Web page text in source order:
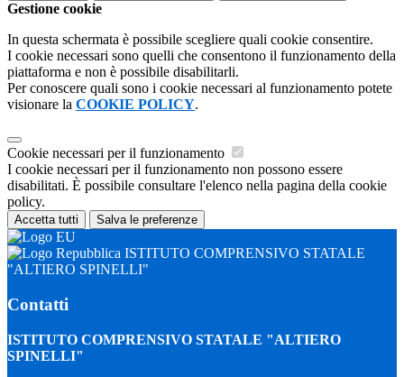
Gestione cookie
In questa schermata è possibile scegliere quali cookie consentire.
I cookie necessari sono quelli che consentono il funzionamento della
piattaforma e non è possibile disabilitarli.
Per conoscere quali sono i cookie necessari al funzionamento potete
visionare la COOKIE POLICY.
Cookie necessari per il funzionamento
I cookie necessari per il funzionamento non possono essere
disabilitati. È possibile consultare l'elenco nella pagina della cookie
policy.
Accetta tutti Salva le preferenze
ISTITUTO COMPRENSIVO STATALE
"ALTIERO SPINELLI"
Contatti
ISTITUTO COMPRENSIVO STATALE "ALTIERO
SPINELLI"